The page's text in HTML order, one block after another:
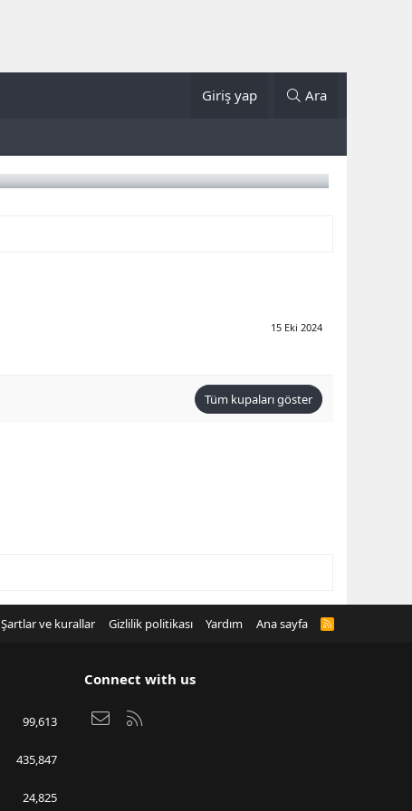
Giriş yap Ara
15 Eki 2024
Tüm kupaları göster
Şartlar ve kurallar Gizlilik politikası Yardım Ana sayfa
R
99,613
435,847
24,825
Connect with us
Bize ulaşın